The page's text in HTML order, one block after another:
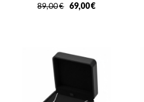
€
89,00 €
69,00